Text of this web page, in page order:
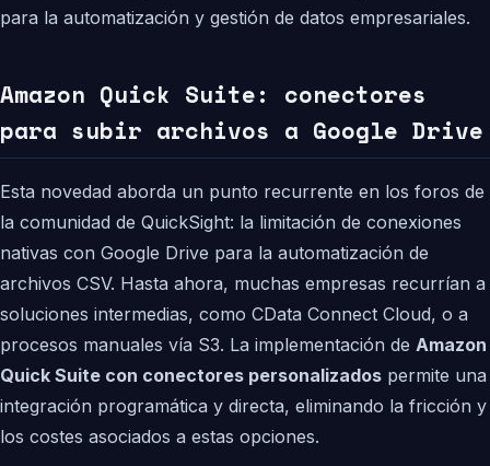
para la automatización y gestión de datos empresariales.
Amazon Quick Suite: conectores
para subir archivos a Google Drive
Esta novedad aborda un punto recurrente en los foros de
la comunidad de QuickSight: la limitación de conexiones
nativas con Google Drive para la automatización de
archivos CSV. Hasta ahora, muchas empresas recurrían a
soluciones intermedias, como CData Connect Cloud, o a
procesos manuales vía S3. La implementación de Amazon
Quick Suite con conectores personalizados permite una
integración programática y directa, eliminando la fricción y
los costes asociados a estas opciones.